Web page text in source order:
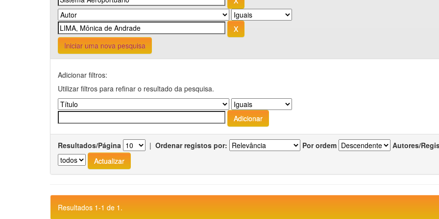
Iniciar uma nova pesquisa
Adicionar filtros:
Utilizar filtros para refinar o resultado da pesquisa.
Resultados/Página | Ordenar registos por: Por ordem Autores/
Resultados 1-1 de 1.